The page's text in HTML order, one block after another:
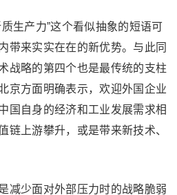
生产力”这个看似抽象的短语可
带来实实在在的新优势。与此同
战略的第四个也是最传统的支柱
方面明确表示，欢迎外国企业
国自身的经济和工业发展需求相
链上游攀升，或是带来新技术、
减少面对外部压力时的战略脆弱